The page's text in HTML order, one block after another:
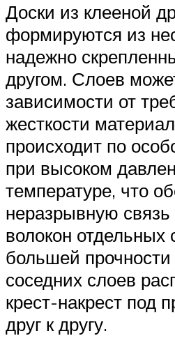
Доски из клееной
формируются из
надежно
другом. Слоев
зависимости от
жесткости
происходит по
при высоком
температуре, что
неразрывную
волокон
большей прочности
соседних слоев
крест-накрест под
друг к другу.